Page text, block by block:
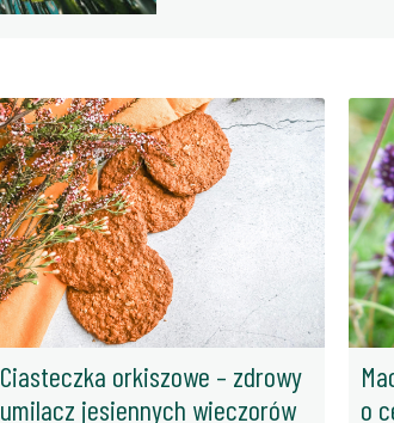
Ciasteczka orkiszowe – zdrowy
umilacz jesiennych wieczorów
o